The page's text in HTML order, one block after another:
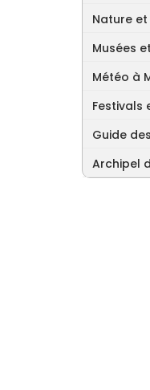
Nature
Musées
Météo à
Festivals
Guide
Archipel